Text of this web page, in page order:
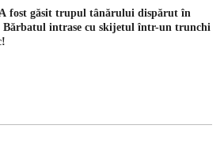
A fost găsit trupul tânărului dispărut în
Bărbatul intrase cu skijetul într-un trunchi